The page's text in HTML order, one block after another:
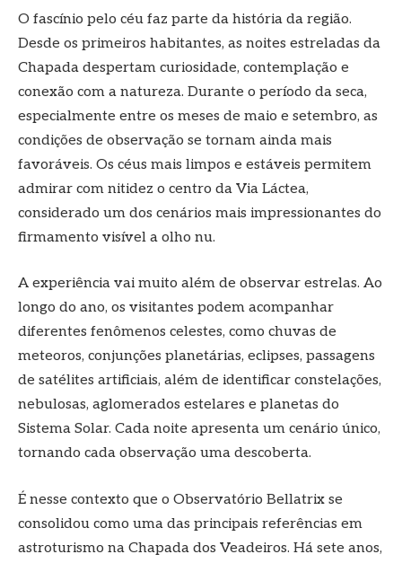
O fascínio pelo céu faz parte da história da região.
Desde os primeiros habitantes, as noites estreladas da
Chapada despertam curiosidade, contemplação e
conexão com a natureza. Durante o período da seca,
especialmente entre os meses de maio e setembro, as
condições de observação se tornam ainda mais
favoráveis. Os céus mais limpos e estáveis permitem
admirar com nitidez o centro da Via Láctea,
considerado um dos cenários mais impressionantes do
firmamento visível a olho nu.
A experiência vai muito além de observar estrelas. Ao
longo do ano, os visitantes podem acompanhar
diferentes fenômenos celestes, como chuvas de
meteoros, conjunções planetárias, eclipses, passagens
de satélites artificiais, além de identificar constelações,
nebulosas, aglomerados estelares e planetas do
Sistema Solar. Cada noite apresenta um cenário único,
tornando cada observação uma descoberta.
É nesse contexto que o Observatório Bellatrix se
consolidou como uma das principais referências em
astroturismo na Chapada dos Veadeiros. Há sete anos,